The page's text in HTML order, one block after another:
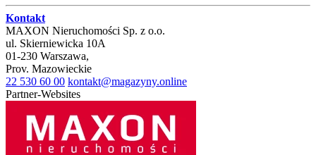
Kontakt
MAXON Nieruchomości Sp. z o.o.
ul. Skierniewicka 10A
01-230 Warszawa,
Prov. Mazowieckie
22 530 60 00 kontakt@magazyny.online
Partner-Websites